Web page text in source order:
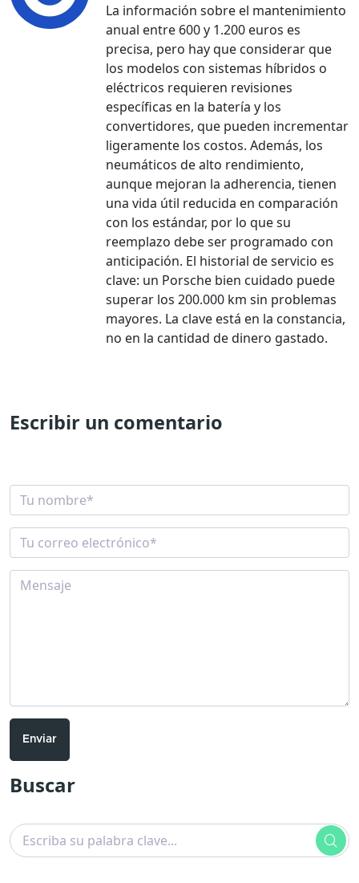
La información sobre el mantenimiento
anual entre 600 y 1.200 euros es
precisa, pero hay que considerar que
los modelos con sistemas híbridos o
eléctricos requieren revisiones
específicas en la batería y los
convertidores, que pueden incrementar
ligeramente los costos. Además, los
neumáticos de alto rendimiento,
aunque mejoran la adherencia, tienen
una vida útil reducida en comparación
con los estándar, por lo que su
reemplazo debe ser programado con
anticipación. El historial de servicio es
clave: un Porsche bien cuidado puede
superar los 200.000 km sin problemas
mayores. La clave está en la constancia,
no en la cantidad de dinero gastado.
Escribir un comentario
Enviar
Buscar